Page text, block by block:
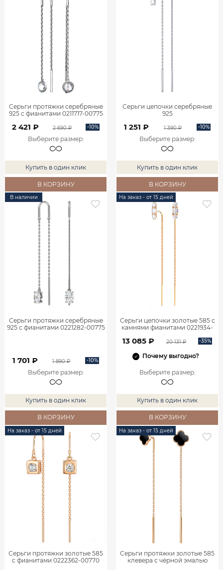
Серьги протяжки серебряные
925 с фианитами 0211717-00775
2 421 ₽ 2 690 ₽ -10%
Выберите размер:
Купить в один клик
В КОРЗИНУ
Серьги цепочки серебряные
925
1 251 ₽ 1 390 ₽ -10%
Выберите размер:
Купить в один клик
В КОРЗИНУ
В наличии
Серьги протяжки серебряные
925 с фианитами 0221282-00775
1 701 ₽ 1 890 ₽ -10%
Выберите размер:
Купить в один клик
В КОРЗИНУ
На заказ - от 15 дней
Серьги цепочки золотые 585 с
камнями фианитами 0221934-
13 085 ₽ 20 131 ₽ -35%
Почему выгодно?
Выберите размер:
Купить в один клик
В КОРЗИНУ
На заказ - от 15 дней
Серьги протяжки золотые 585
с фианитами 0222362-00770
На заказ - от 15 дней
Серьги протяжки золотые 585
клевера с чёрной эмалью